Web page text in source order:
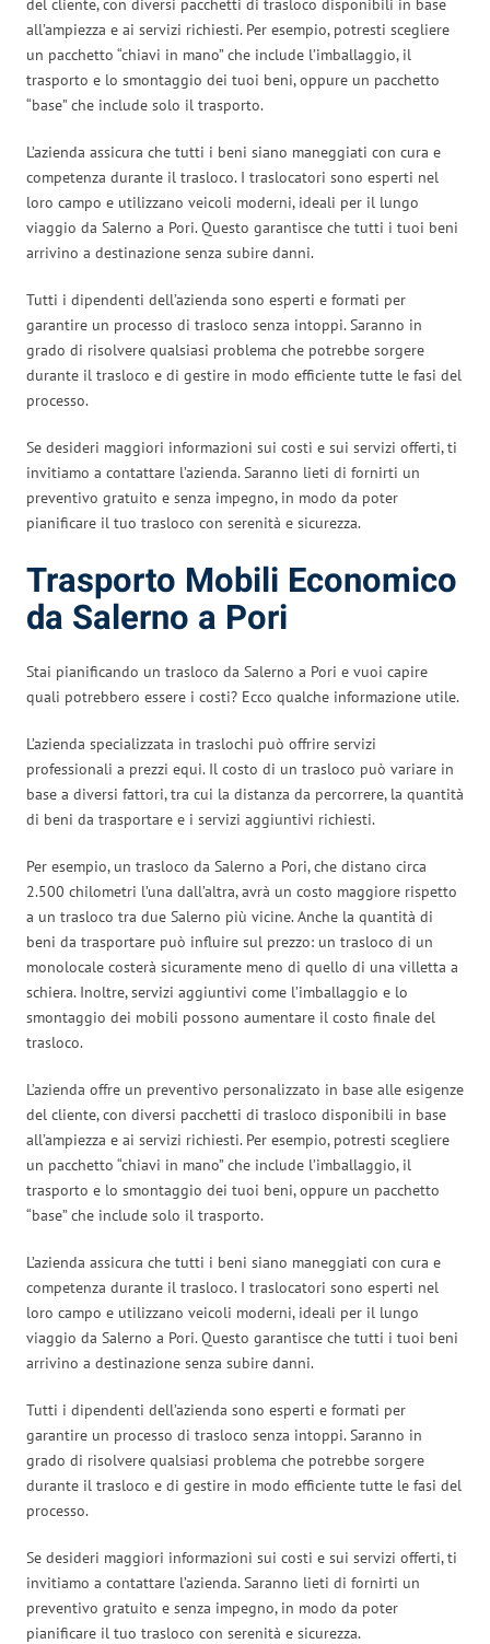
del cliente, con diversi pacchetti di trasloco disponibili in base
all’ampiezza e ai servizi richiesti. Per esempio, potresti scegliere
un pacchetto “chiavi in mano” che include l’imballaggio, il
trasporto e lo smontaggio dei tuoi beni, oppure un pacchetto
“base” che include solo il trasporto.
L’azienda assicura che tutti i beni siano maneggiati con cura e
competenza durante il trasloco. I traslocatori sono esperti nel
loro campo e utilizzano veicoli moderni, ideali per il lungo
viaggio da Salerno a Pori. Questo garantisce che tutti i tuoi beni
arrivino a destinazione senza subire danni.
Tutti i dipendenti dell’azienda sono esperti e formati per
garantire un processo di trasloco senza intoppi. Saranno in
grado di risolvere qualsiasi problema che potrebbe sorgere
durante il trasloco e di gestire in modo efficiente tutte le fasi del
processo.
Se desideri maggiori informazioni sui costi e sui servizi offerti, ti
invitiamo a contattare l’azienda. Saranno lieti di fornirti un
preventivo gratuito e senza impegno, in modo da poter
pianificare il tuo trasloco con serenità e sicurezza.
Trasporto Mobili Economico
da Salerno a Pori
Stai pianificando un trasloco da Salerno a Pori e vuoi capire
quali potrebbero essere i costi? Ecco qualche informazione utile.
L’azienda specializzata in traslochi può offrire servizi
professionali a prezzi equi. Il costo di un trasloco può variare in
base a diversi fattori, tra cui la distanza da percorrere, la quantità
di beni da trasportare e i servizi aggiuntivi richiesti.
Per esempio, un trasloco da Salerno a Pori, che distano circa
2.500 chilometri l’una dall’altra, avrà un costo maggiore rispetto
a un trasloco tra due Salerno più vicine. Anche la quantità di
beni da trasportare può influire sul prezzo: un trasloco di un
monolocale costerà sicuramente meno di quello di una villetta a
schiera. Inoltre, servizi aggiuntivi come l’imballaggio e lo
smontaggio dei mobili possono aumentare il costo finale del
trasloco.
L’azienda offre un preventivo personalizzato in base alle esigenze
del cliente, con diversi pacchetti di trasloco disponibili in base
all’ampiezza e ai servizi richiesti. Per esempio, potresti scegliere
un pacchetto “chiavi in mano” che include l’imballaggio, il
trasporto e lo smontaggio dei tuoi beni, oppure un pacchetto
“base” che include solo il trasporto.
L’azienda assicura che tutti i beni siano maneggiati con cura e
competenza durante il trasloco. I traslocatori sono esperti nel
loro campo e utilizzano veicoli moderni, ideali per il lungo
viaggio da Salerno a Pori. Questo garantisce che tutti i tuoi beni
arrivino a destinazione senza subire danni.
Tutti i dipendenti dell’azienda sono esperti e formati per
garantire un processo di trasloco senza intoppi. Saranno in
grado di risolvere qualsiasi problema che potrebbe sorgere
durante il trasloco e di gestire in modo efficiente tutte le fasi del
processo.
Se desideri maggiori informazioni sui costi e sui servizi offerti, ti
invitiamo a contattare l’azienda. Saranno lieti di fornirti un
preventivo gratuito e senza impegno, in modo da poter
pianificare il tuo trasloco con serenità e sicurezza.